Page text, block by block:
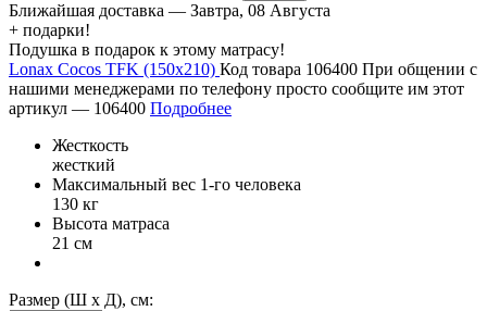
Ближайшая доставка — Завтра, 08 Августа
+ подарки!
Подушка в подарок к этому матрасу!
Lonax Cocos TFK (150х210) Код товара 106400 При общении с
нашими менеджерами по телефону просто сообщите им этот
артикул — 106400 Подробнее
Жесткость
жесткий
Максимальный вес 1-го человека
130 кг
Высота матраса
21 см
Размер (Ш х Д), см: